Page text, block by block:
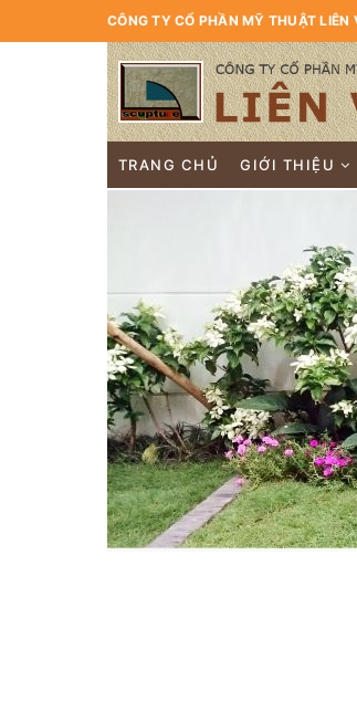
CÔNG TY CỔ PHẦN MỸ THUẬT LIÊN
TRANG CHỦ GIỚI THIỆU